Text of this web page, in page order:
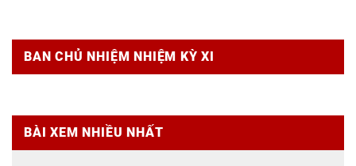
BAN CHỦ NHIỆM NHIỆM KỲ XI
BÀI XEM NHIỀU NHẤT